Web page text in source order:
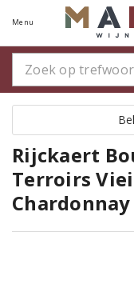
Menu
Rijckaert
Terroirs
Chardonnay